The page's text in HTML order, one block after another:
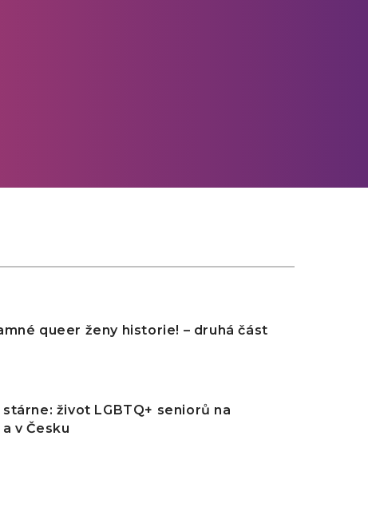
queer ženy historie! – druhá část
stárne: život LGBTQ+ seniorů na
v Česku